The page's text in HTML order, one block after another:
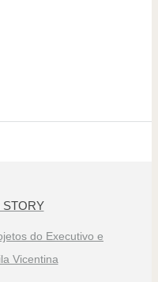
STORY
do Executivo e
Vicentina